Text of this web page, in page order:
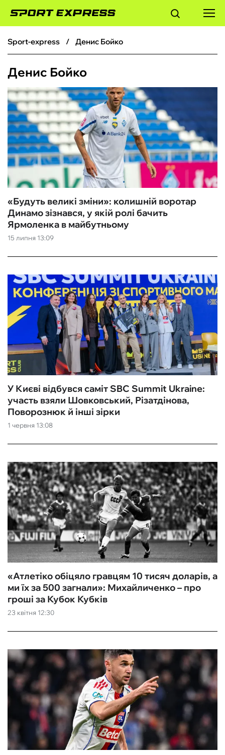
ФУТБОЛ
БАСКЕТБОЛ
БОКС
ХОКЕЙ
ТЕНІС
КІБЕРСПОРТ
ЧС-2026
ІНШІ
БУКМЕКЕРИ
sport-express Денис Бойко
Денис Бойко
15 липня 13:09
«Будуть великі зміни‎»: колишній воротар
Динамо зізнався, у якій ролі бачить
Ярмоленка в майбутньому
1 червня 13:08
У Києві відбувся саміт SBC Summit Ukraine:
участь взяли Шовковський, Різатдінова,
Поворознюк й інші зірки
23 квітня 12:30
«Атлетіко обіцяло гравцям 10 тисяч доларів, а
ми їх за 500 загнали»: Михайличенко – про
гроші за Кубок Кубків